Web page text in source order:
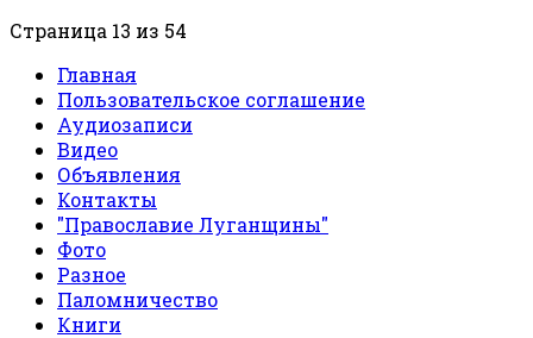
Страница 13 из 54
Главная
Пользовательское соглашение
Аудиозаписи
Видео
Объявления
Контакты
"Православие Луганщины"
Фото
Разное
Паломничество
Книги